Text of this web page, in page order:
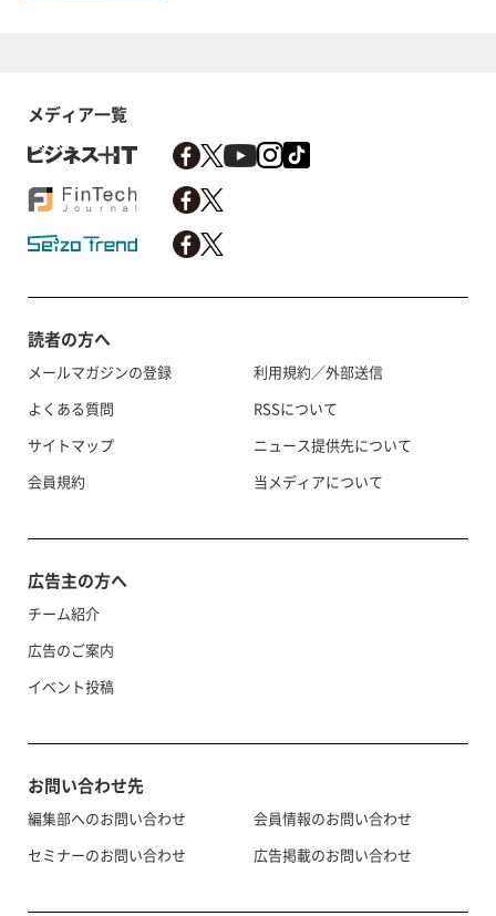
メディア一覧
読者の方へ
メールマガジンの登録
よくある質問
サイトマップ
会員規約
利用規約／外部送信
RSSについて
ニュース提供先について
当メディアについて
広告主の方へ
チーム紹介
広告のご案内
イベント投稿
お問い合わせ先
編集部へのお問い合わせ
セミナーのお問い合わせ
会員情報のお問い合わせ
広告掲載のお問い合わせ